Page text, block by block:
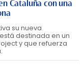
Cataluña con una
su nueva
destinada en un
y que refuerza